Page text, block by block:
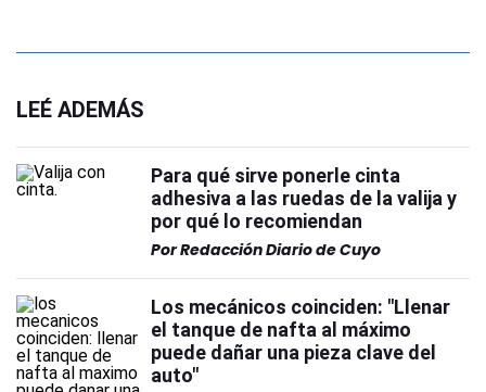
LEÉ ADEMÁS
Para qué sirve ponerle cinta
adhesiva a las ruedas de la valija y
por qué lo recomiendan
PorRedacción Diario de Cuyo
Los mecánicos coinciden: "Llenar
el tanque de nafta al máximo
puede dañar una pieza clave del
auto"